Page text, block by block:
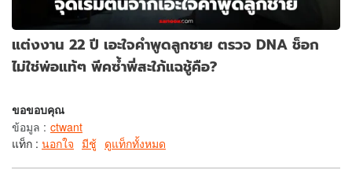
แต่งงาน 22 ปี เอะใจคำพูดลูกชาย ตรวจ DNA ช็อก
ไม่ใช่พ่อแท้ๆ พีคซ้ำพี่สะใภ้แฉชู้คือ?
ขอขอบคุณ
ข้อมูล : ctwant
แท็ก : นอกใจ มีชู้ ดูแท็กทั้งหมด